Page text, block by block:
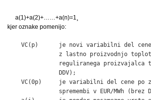
a(1)+a(2)+……+a(n)=1¸
kjer oznake pomenijo:
VC(p)      je novi variabilni del
z lastno proizvodnjo
reguliranega proizvajalca
               DDV);
VC(0p)     je variabilni del cene po
spremembi v EUR/MWh (brez